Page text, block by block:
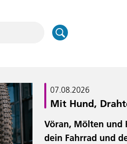
07.08.2026
Mit Hund,
Vöran, Mölten und
dein Fahrrad und